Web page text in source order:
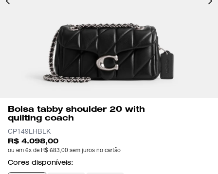
Bolsa tabby shoulder 20 with
quilting coach
CP149LHBLK
R$ 4.098,00
ou em 6x de R$ 683,00 sem juros no cartão
Cores disponíveis: